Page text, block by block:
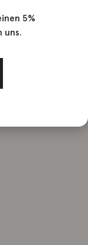
5%
uns.